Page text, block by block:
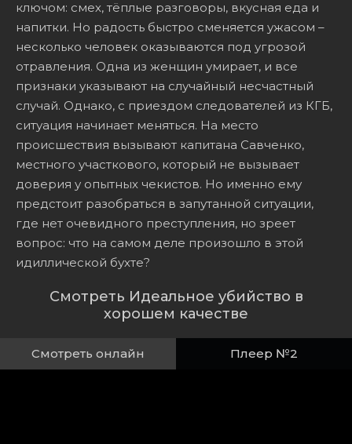
ключом: смех, тёплые разговоры, вкусная еда и
напитки. Но радость быстро сменяется ужасом –
несколько человек оказываются под угрозой
отравления. Одна из женщин умирает, и все
признаки указывают на случайный несчастный
случай. Однако, с приездом следователей из КГБ,
ситуация начинает меняться. На место
происшествия вызывают капитана Савченко,
местного участкового, который не вызывает
доверия у опытных чекистов. Но именно ему
предстоит разобраться в запутанной ситуации,
где нет очевидного преступления, но зреет
вопрос: что на самом деле произошло в этой
идиллической бухте?
Смотреть Идеальное убийство в
хорошем качестве
Смотреть онлайн Плеер №2